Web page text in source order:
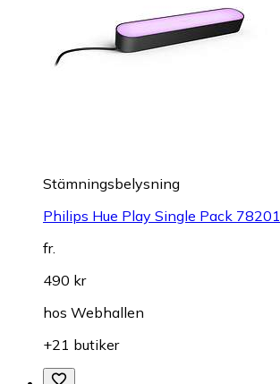
Stämningsbelysning
Philips Hue Play Single Pack 78201
fr.
490 kr
hos Webhallen
+21 butiker